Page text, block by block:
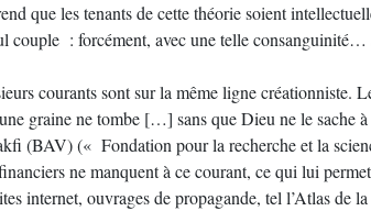
que les tenants de cette théorie soient
couple : forcément, avec une telle consanguinité…
courants sont sur la même ligne créationniste.
graine ne tombe […] sans que Dieu ne le
(BAV) (« Fondation pour la recherche et la
ne manquent à ce courant, ce qui lui
internet, ouvrages de propagande, tel l’Atlas de